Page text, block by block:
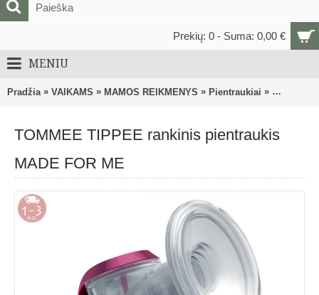
Prekių: 0 - Suma: 0,00 €
MENIU
Pradžia » VAIKAMS » MAMOS REIKMENYS » Pientraukiai » TOMMEE
TOMMEE TIPPEE rankinis pientraukis
MADE FOR ME